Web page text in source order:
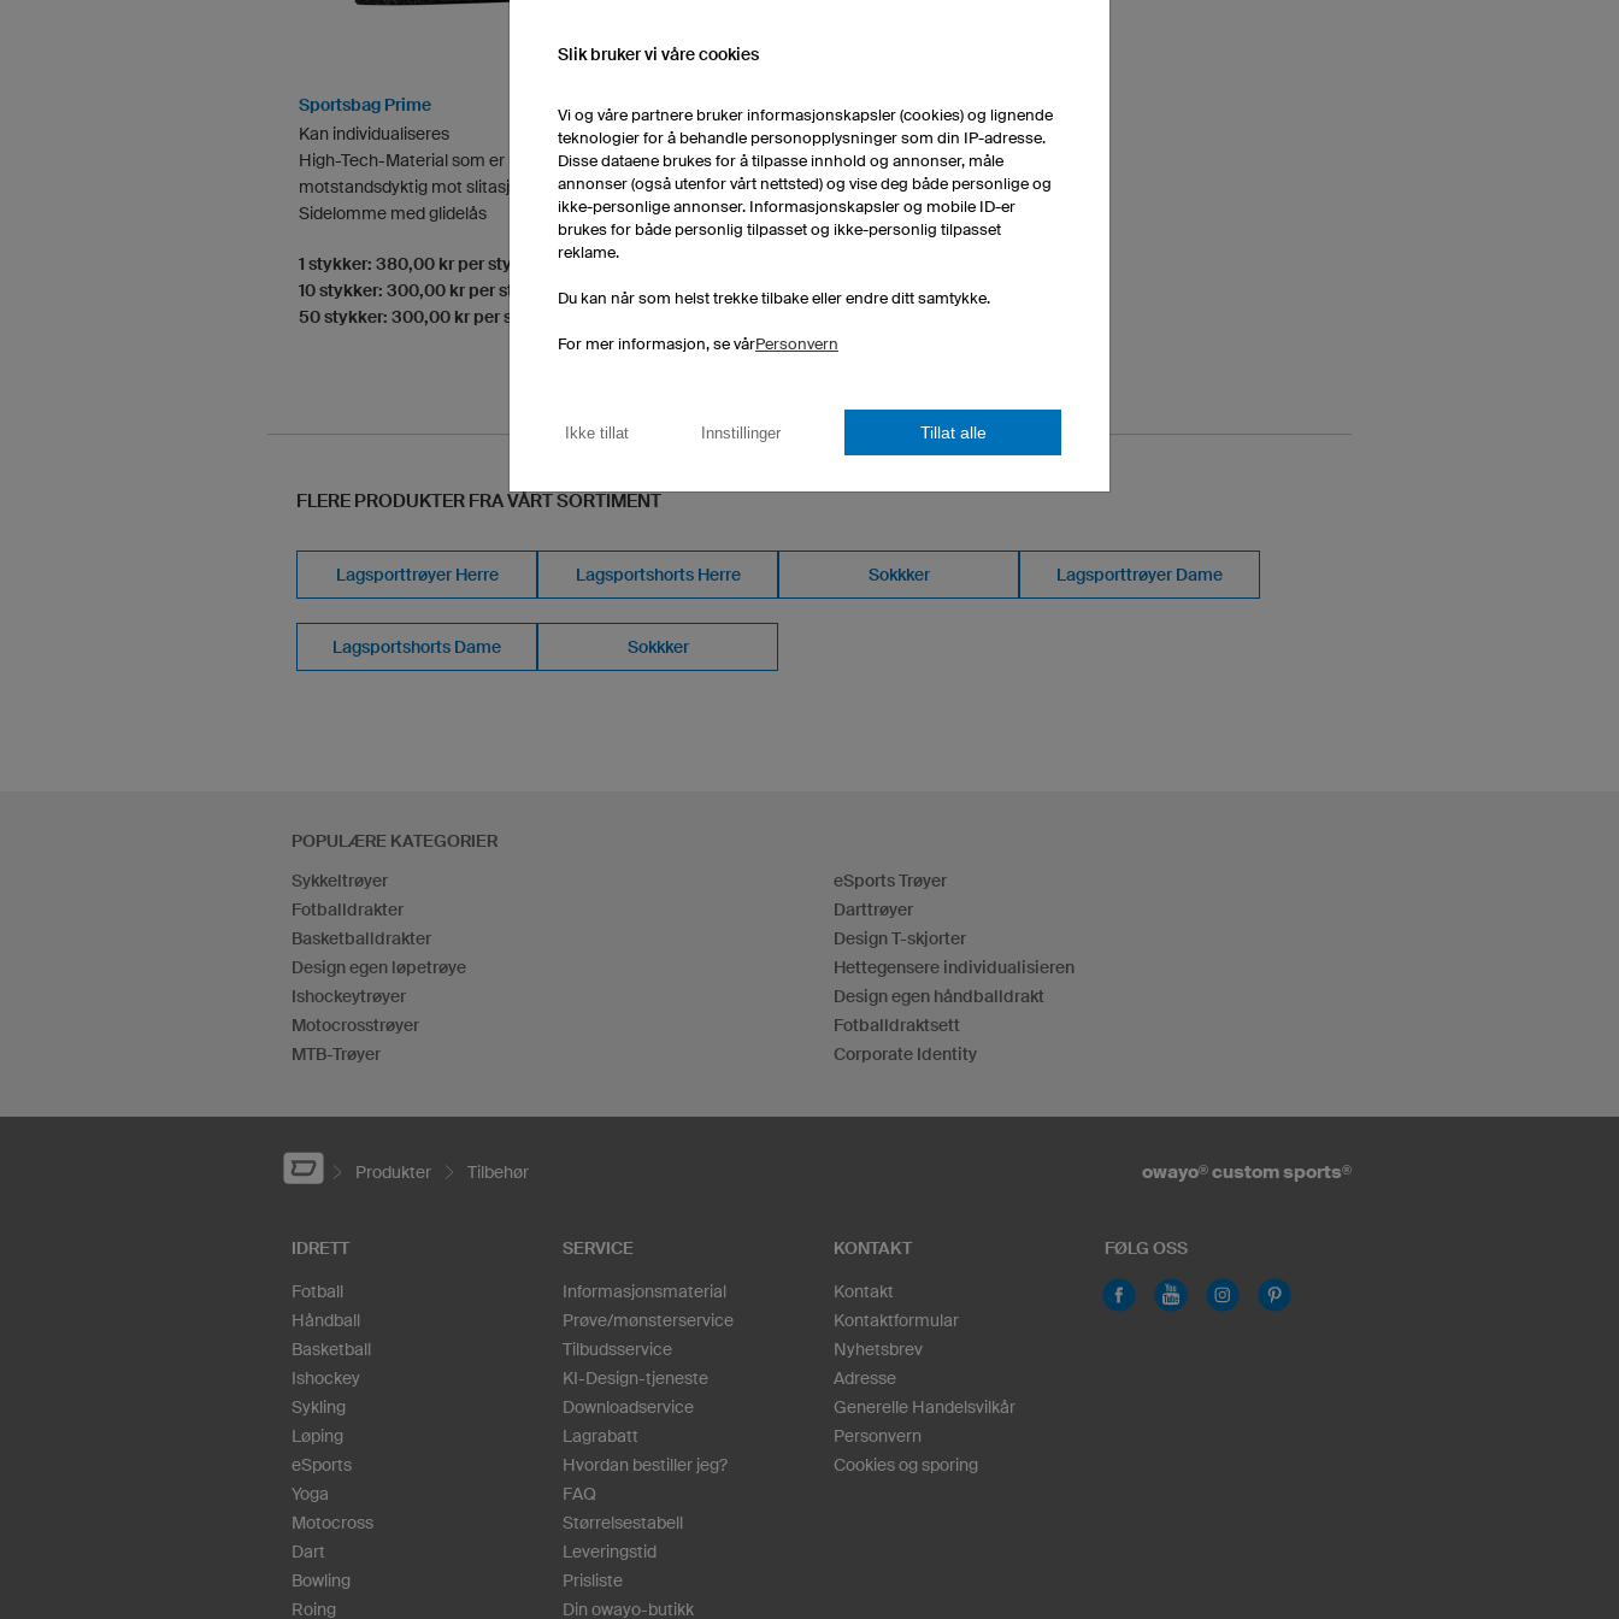
Sportsbag Prime
Kan individualiseres
High-Tech-Material som er
motstandsdyktig mot slitasje
Sidelomme med glidelås
1 stykker: 380,00 kr per stykker
10 stykker: 300,00 kr per stykker
50 stykker: 300,00 kr per stykker
Sportsbag Basic
Robust material
All-Over-Print inkludert
10 stykker: 230,00 kr per stykk
FLERE PRODUKTER FRA VÅRT SORTIMENT
Lagsporttrøyer Herre Lagsportshorts Herre Sokkker Lagsporttrøyer Dame
Lagsportshorts Dame Sokkker
POPULÆRE KATEGORIER
Sykkeltrøyer
Fotballdrakter
Basketballdrakter
Design egen løpetrøye
Ishockeytrøyer
Motocrosstrøyer
MTB-Trøyer
eSports Trøyer
Darttrøyer
Design T-skjorter
Hettegensere individualisieren
Design egen håndballdrakt
Fotballdraktsett
Corporate Identity
Produkter Tilbehør owayo® custom sports®
IDRETT
Fotball
Håndball
Basketball
Ishockey
Sykling
Løping
eSports
Yoga
Motocross
Dart
Bowling
Roing
SERVICE
Informasjonsmaterial
Prøve/mønsterservice
Tilbudsservice
KI-Design-tjeneste
Downloadservice
Lagrabatt
Hvordan bestiller jeg?
FAQ
Størrelsestabell
Leveringstid
Prisliste
Din owayo-butikk
KONTAKT
Kontakt
Kontaktformular
Nyhetsbrev
Adresse
Generelle Handelsvilkår
Personvern
Cookies og sporing
FØLG OSS
Slik bruker vi våre cookies
Vi og våre partnere bruker informasjonskapsler (cookies) og lignende
teknologier for å behandle personopplysninger som din IP-adresse.
Disse dataene brukes for å tilpasse innhold og annonser, måle
annonser (også utenfor vårt nettsted) og vise deg både personlige og
ikke-personlige annonser. Informasjonskapsler og mobile ID-er
brukes for både personlig tilpasset og ikke-personlig tilpasset
reklame.
Du kan når som helst trekke tilbake eller endre ditt samtykke.
For mer informasjon, se vårPersonvern
Ikke tillat Innstillinger Tillat alle